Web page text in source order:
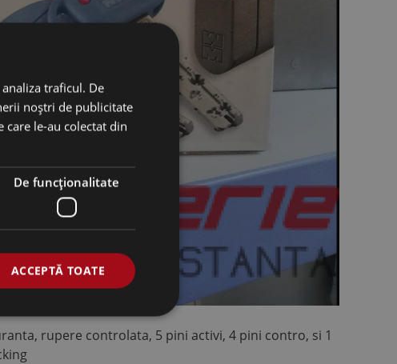
rupere controlata, 5 pini activi, 4 pini contro, si 1
traficul. De
noștri de publicitate
care le-au colectat din
De funcţionalitate
ACCEPTĂ TOATE